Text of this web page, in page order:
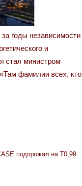
годы независимости
и
стал министром
фамилии всех, кто
подорожал на Т0,99